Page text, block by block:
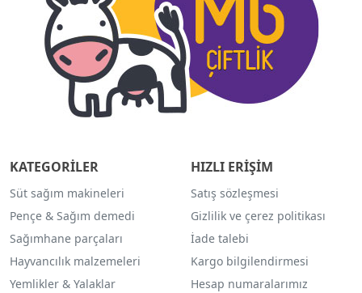
KATEGORİLER
Süt sağım makineleri
Pençe & Sağım demedi
Sağımhane parçaları
Hayvancılık malzemeleri
Yemlikler & Yalaklar
HIZLI ERİŞİM
Satış sözleşmesi
Gizlilik ve çerez politikası
İade talebi
Kargo bilgilendirmesi
Hesap numaralarımız